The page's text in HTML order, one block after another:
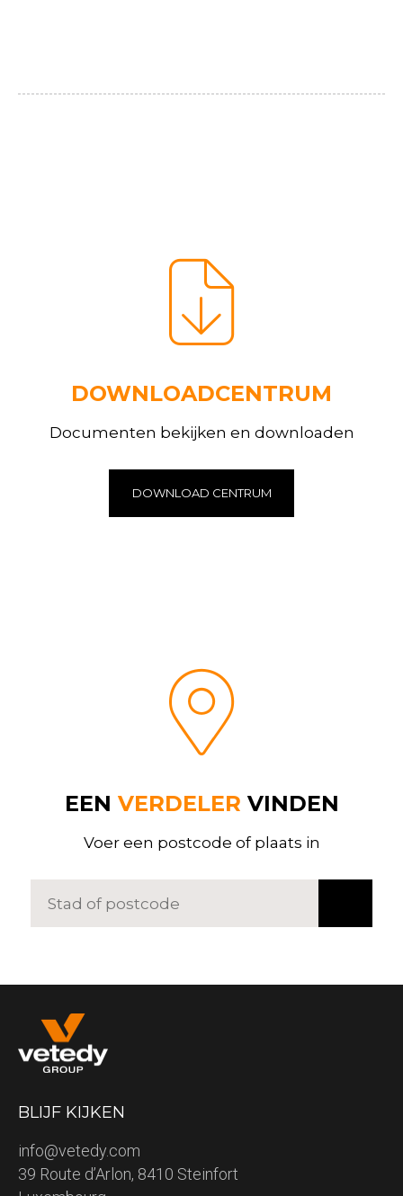
DOWNLOADCENTRUM
Documenten bekijken en downloaden
DOWNLOAD CENTRUM
EEN VERDELER VINDEN
Voer een postcode of plaats in
BLIJF KIJKEN
info@vetedy.com
39 Route d’Arlon, 8410 Steinfort